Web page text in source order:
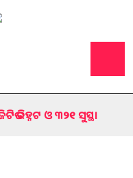
ଚିହ୍ନଟ ଓ ୩୨୧ ସୁସ୍ଥ।